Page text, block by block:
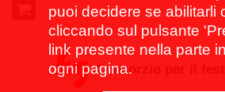
Consorzio per il
puoi decidere se abilitarli
cliccando sul pulsante
link presente nella parte
ogni pagina.